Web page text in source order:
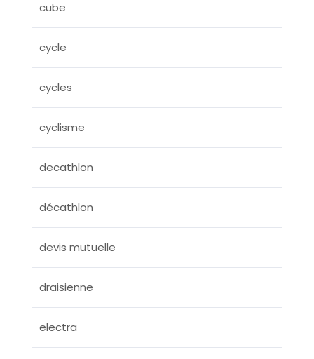
cube
cycle
cycles
cyclisme
decathlon
décathlon
devis mutuelle
draisienne
electra